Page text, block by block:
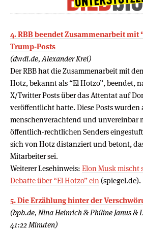
4. RBB beendet Zusammenarbeit mit
Trump-Posts
(dwdl.de, Alexander Krei)
Der RBB hat die Zusammenarbeit mit
Hotz, bekannt als “El Hotzo”, beendet,
X/Twitter Posts über das Attentat auf
veröffentlicht hatte. Diese Posts wurden
menschenverachtend und unvereinbar
öffentlich-rechtlichen Senders
sich von Hotz distanziert und betont,
Mitarbeiter sei.
Weiterer Lesehinweis: Elon Musk mischt
Debatte über “El Hotzo” ein (spiegel.de).
5. Die Erzählung hinter der
(bpb.de, Nina Heinrich & Philine Janus &
41:22 Minuten)